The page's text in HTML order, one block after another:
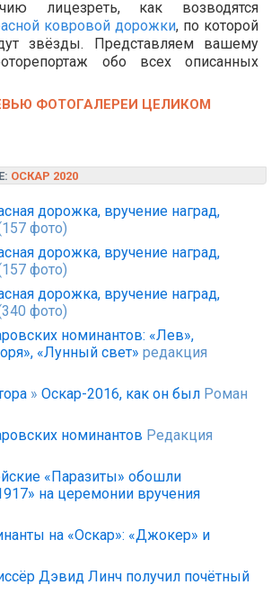
лицезреть, как возводятся
ковровой дорожки, по которой
звёзды. Представляем вашему
обо всех описанных
ФОТОГАЛЕРЕИ ЦЕЛИКОМ
ОСКАР 2020
дорожка, вручение наград,
фото)
дорожка, вручение наград,
фото)
дорожка, вручение наград,
фото)
номинантов: «Лев»,
«Лунный свет» редакция
» Оскар-2016, как он был Роман
номинантов Редакция
«Паразиты» обошли
на церемонии вручения
на «Оскар»: «Джокер» и
Дэвид Линч получил почётный